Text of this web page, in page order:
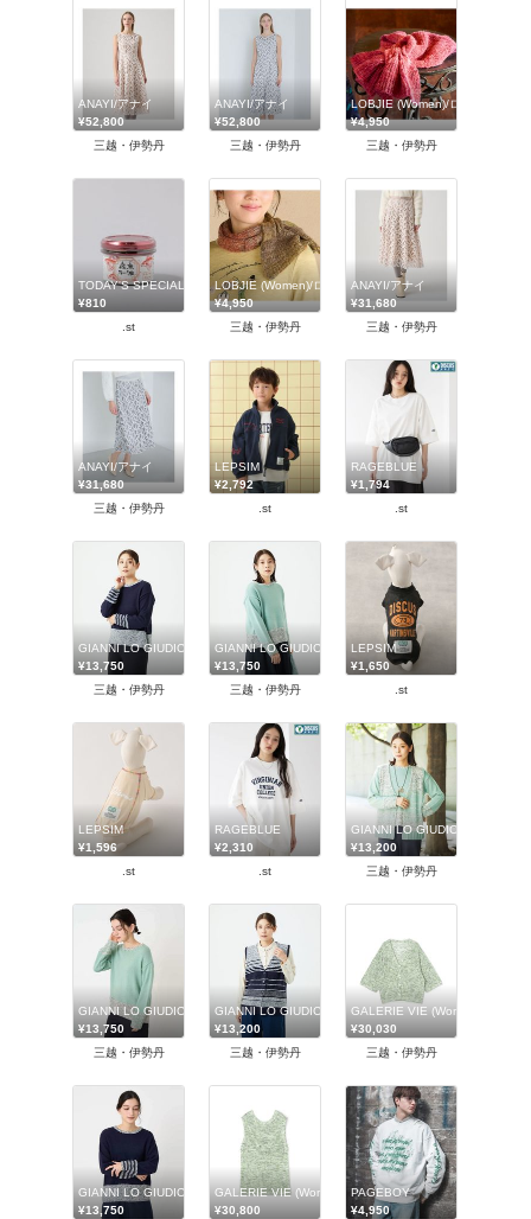
ANAYI/アナイ
¥52,800
三越・伊勢丹
ANAYI/アナイ
¥52,800
三越・伊勢丹
LOBJIE (Women)/ロブジェ
¥4,950
三越・伊勢丹
TODAY'S SPECIAL
¥810
.st
LOBJIE (Women)/ロブジェ
¥4,950
三越・伊勢丹
ANAYI/アナイ
¥31,680
三越・伊勢丹
ANAYI/アナイ
¥31,680
三越・伊勢丹
LEPSIM
¥2,792
.st
RAGEBLUE
¥1,794
.st
GIANNI LO GIUDICE (Women)/ジャンニロジュディチェ
¥13,750
三越・伊勢丹
GIANNI LO GIUDICE (Women)/ジャンニロジュディチェ
¥13,750
三越・伊勢丹
LEPSIM
¥1,650
.st
LEPSIM
¥1,596
.st
RAGEBLUE
¥2,310
.st
GIANNI LO GIUDICE (Women)/
¥13,200
三越・伊勢丹
GIANNI LO GIUDICE(Women/小さいサイズ)/ジャンニロジュディチェ
¥13,750
三越・伊勢丹
GIANNI LO GIUDICE (Women)/ジャンニロジュディチェ
¥13,200
三越・伊勢丹
GALERIE VIE (Women)/ギャル
¥30,030
三越・伊勢丹
GIANNI LO GIUDICE(Women/小さいサイズ)/ジャンニロジュディチェ
¥13,750
GALERIE VIE (Women)/ギャルリー・ヴィー
¥30,800
PAGEBOY
¥4,950